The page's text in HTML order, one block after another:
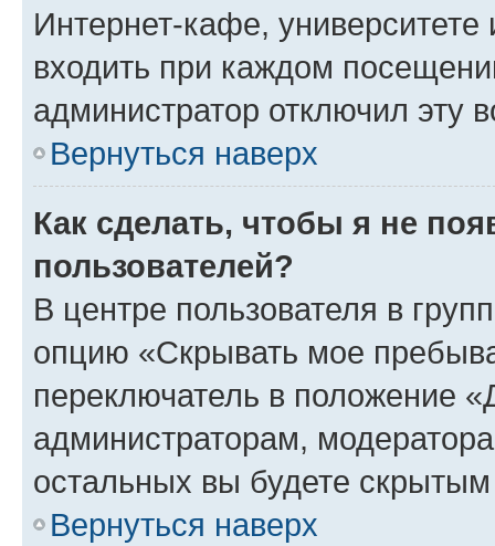
Интернет-кафе, университете
входить при каждом
администратор отключил эту
Вернуться наверх
Как сделать, чтобы я не
пользователей?
В центре пользователя в
опцию «Скрывать мое
переключатель в положение
администраторам,
остальных вы будете
Вернуться наверх